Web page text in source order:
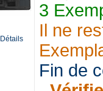
Détails
3
Il ne
Fin de